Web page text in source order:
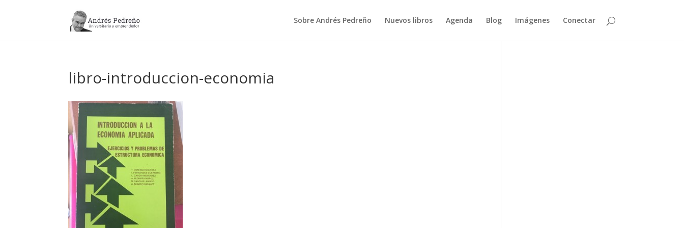
Sobre Andrés Pedreño Nuevos libros Agenda Blog Imágenes Conectar
libro-introduccion-economia